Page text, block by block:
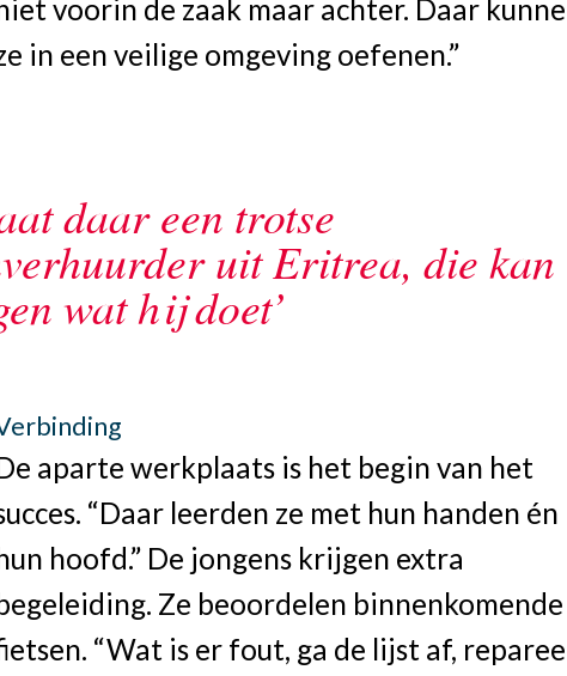
voorin de zaak maar achter. Daar
in een veilige omgeving oefenen.”
daar een trotse
uit Eritrea, die kan
wat hij doet’
aparte werkplaats is het begin van het
“Daar leerden ze met hun handen én
hoofd.” De jongens krijgen extra
Ze beoordelen binnenkomende
“Wat is er fout, ga de lijst af,